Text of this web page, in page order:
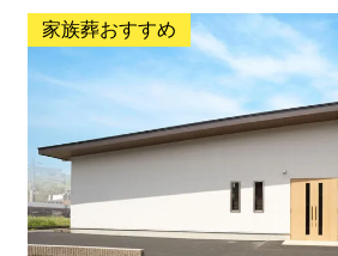
家族葬おすすめ